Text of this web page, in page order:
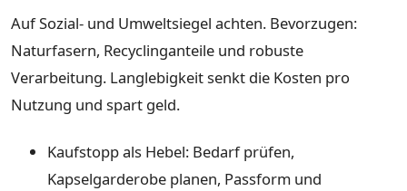
Auf Sozial- und Umweltsiegel achten. Bevorzugen:
Naturfasern, Recyclinganteile und robuste
Verarbeitung. Langlebigkeit senkt die Kosten pro
Nutzung und spart geld.
Kaufstopp als Hebel: Bedarf prüfen,
Kapselgarderobe planen, Passform und